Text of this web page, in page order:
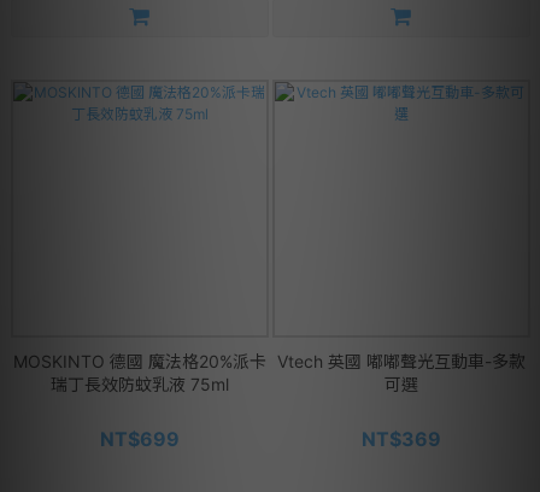
MOSKINTO 德國 魔法格20%派卡
瑞丁長效防蚊乳液 75ml
NT$699
Vtech 英國 嘟嘟聲光互動車-多款
可選
NT$369